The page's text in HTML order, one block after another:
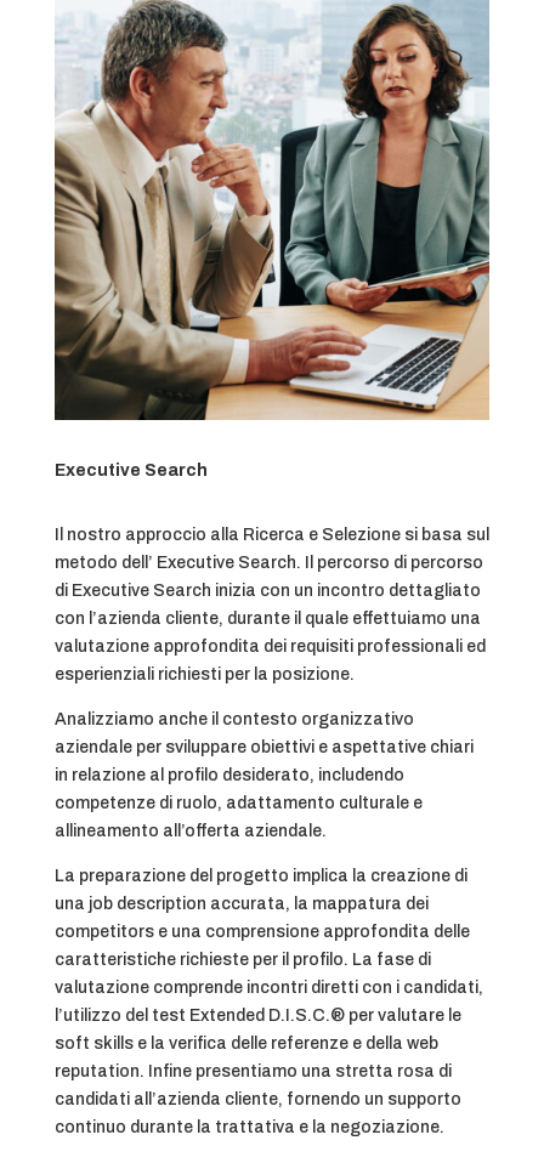
Executive Search
Il nostro approccio alla Ricerca e Selezione si basa sul
metodo dell’ Executive Search. Il percorso di percorso
di Executive Search inizia con un incontro dettagliato
con l’azienda cliente, durante il quale effettuiamo una
valutazione approfondita dei requisiti professionali ed
esperienziali richiesti per la posizione.
Analizziamo anche il contesto organizzativo
aziendale per sviluppare obiettivi e aspettative chiari
in relazione al profilo desiderato, includendo
competenze di ruolo, adattamento culturale e
allineamento all’offerta aziendale.
La preparazione del progetto implica la creazione di
una job description accurata, la mappatura dei
competitors e una comprensione approfondita delle
caratteristiche richieste per il profilo. La fase di
valutazione comprende incontri diretti con i candidati,
l’utilizzo del test Extended D.I.S.C.® per valutare le
soft skills e la verifica delle referenze e della web
reputation. Infine presentiamo una stretta rosa di
candidati all’azienda cliente, fornendo un supporto
continuo durante la trattativa e la negoziazione.